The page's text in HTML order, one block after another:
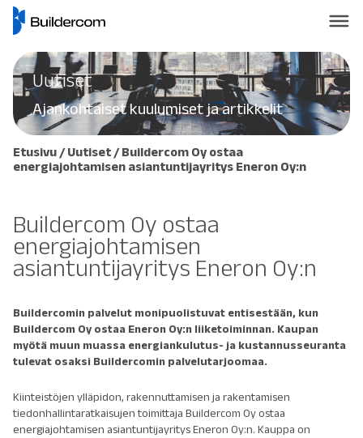
Uutiset
Ajankohtaiset kuulumiset ja artikkelit
Etusivu /Uutiset /Buildercom Oy ostaa
energiajohtamisen asiantuntijayritys Eneron Oy:n
Buildercom Oy ostaa
energiajohtamisen
asiantuntijayritys Eneron Oy:n
Buildercomin palvelut monipuolistuvat entisestään, kun
Buildercom Oy ostaa Eneron Oy:n liiketoiminnan. Kaupan
myötä muun muassa energiankulutus- ja kustannusseuranta
tulevat osaksi Buildercomin palvelutarjoomaa.
Kiinteistöjen ylläpidon, rakennuttamisen ja rakentamisen
tiedonhallintaratkaisujen toimittaja Buildercom Oy ostaa
energiajohtamisen asiantuntijayritys Eneron Oy:n. Kauppa on